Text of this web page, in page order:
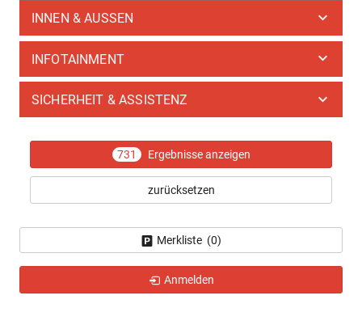
INNEN & AUSSEN
INFOTAINMENT
SICHERHEIT & ASSISTENZ
731 Ergebnisse anzeigen
zurücksetzen
Merkliste (0)
Anmelden